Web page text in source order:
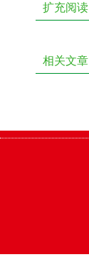
扩充阅读
相关文章